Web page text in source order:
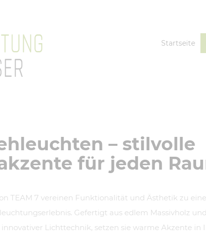
Startseite
– stilvolle
für jeden
TEAM 7 vereinen Funktionalität und Ästhetik zu
Gefertigt aus edlem Massivholz und
Lichttechnik, setzen sie warme Akzente in